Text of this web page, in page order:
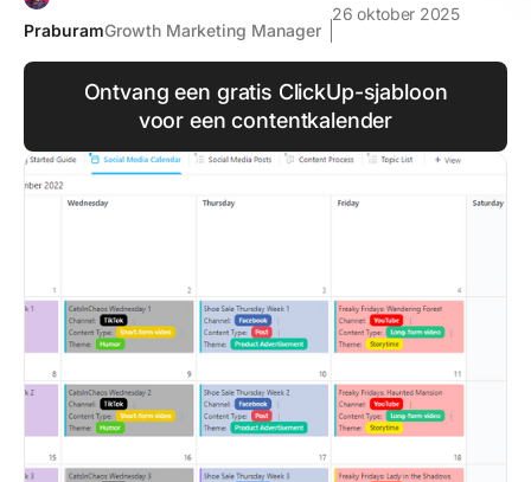
PraburamGrowth Marketing Manager
26 oktober 2025
Ontvang een gratis ClickUp-sjabloon
voor een contentkalender